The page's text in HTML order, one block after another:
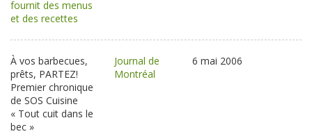
fournit des menus
et des recettes
À vos barbecues,
prêts, PARTEZ!
Premier chronique
de SOS Cuisine
« Tout cuit dans le
bec »
Journal de
Montréal
6 mai 2006